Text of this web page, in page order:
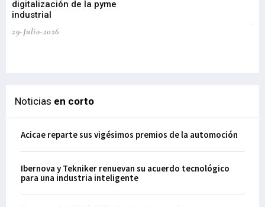
digitalización de la pyme
industrial
29-Julio-2026
Noticias en corto
Acicae reparte sus vigésimos premios de la automoción
Ibernova y Tekniker renuevan su acuerdo tecnológico
para una industria inteligente